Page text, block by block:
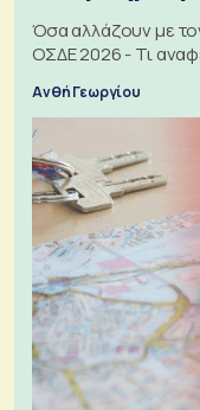
Όσα αλλάζουν με
ΟΣΔΕ 2026 - Τι
Ανθή Γεωργίου